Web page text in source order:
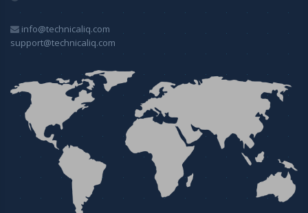
info@technicaliq.com
support@technicaliq.com